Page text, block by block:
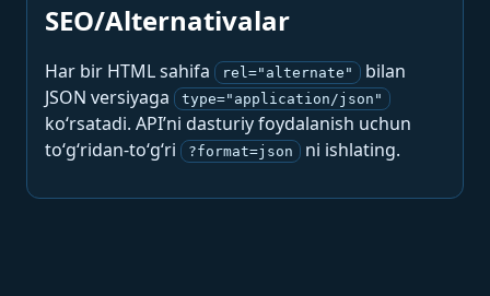
SEO/Alternativalar
Har bir HTML sahifa rel="alternate"
bilan
JSON versiyaga
type="application/json"
ko‘rsatadi. API’ni dasturiy foydalanish uchun
to‘g‘ridan-to‘g‘ri
?format=json ni ishlating.